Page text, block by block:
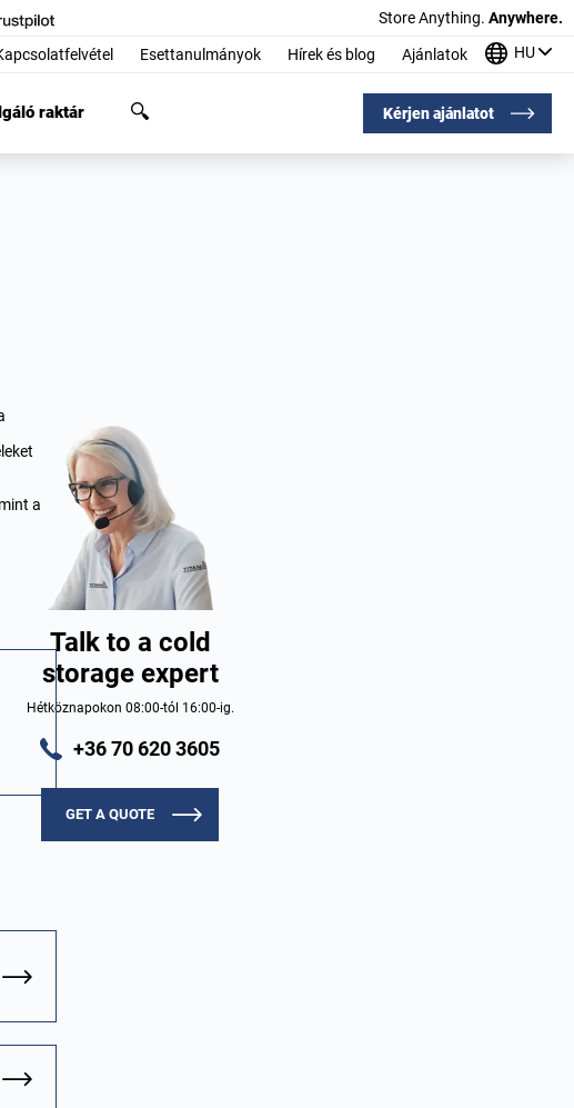
Store Anything. Anywhere.
Esettanulmányok Hírek és blog Ajánlatok HU
raktár Kérjen ajánlatot
a
Talk to a cold
storage expert
Hétköznapokon 08:00-tól 16:00-ig.
+36 70 620 3605
GET A QUOTE